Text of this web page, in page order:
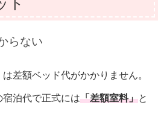
ト
らない
差額ベッド代がかかりません。
泊代で正式には「差額室料」と